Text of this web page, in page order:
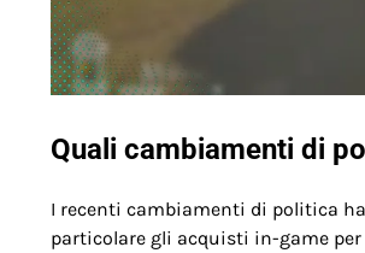
Quali cambiamenti di
I recenti cambiamenti di politica
particolare gli acquisti in-game